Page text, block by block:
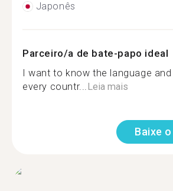
Japonês
Parceiro/a de bate-papo ideal
I want to know the language
every countr...Leia mais
Baixe